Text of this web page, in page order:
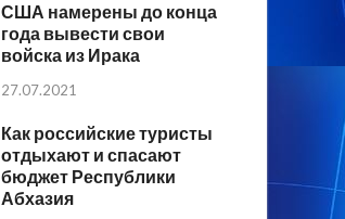
США намерены до конца
года вывести свои
войска из Ирака
27.07.2021
Как российские туристы
отдыхают и спасают
бюджет Республики
Абхазия